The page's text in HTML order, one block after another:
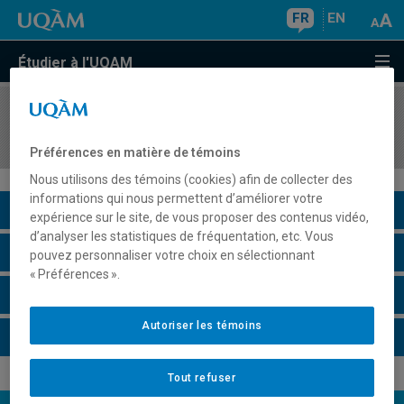
FR EN
Étudier à l'UQAM
COURS//
Description du cours
Horaire - Été 2026
Préférences en matière de témoins
Nous utilisons des témoins (cookies) afin de collecter des
informations qui nous permettent d’améliorer votre
expérience sur le site, de vous proposer des contenus vidéo,
d’analyser les statistiques de fréquentation, etc. Vous
pouvez personnaliser votre choix en sélectionnant
« Préférences ».
Tout refuser
Autoriser les témoins